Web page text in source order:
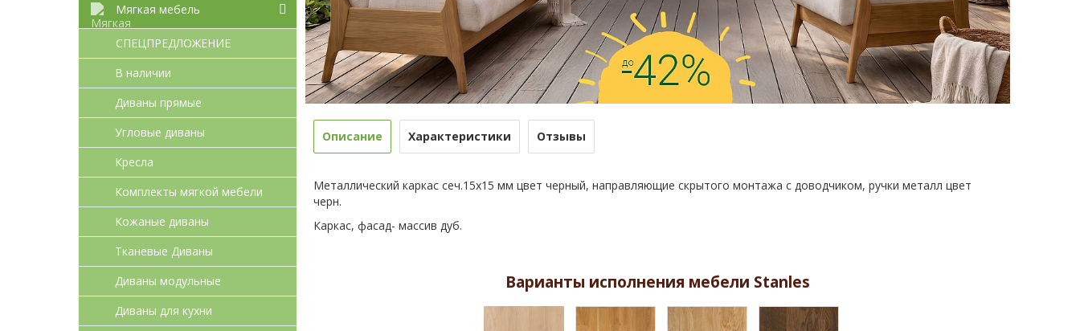
Мягкая мебель
СПЕЦПРЕДЛОЖЕНИЕ
В наличии
Диваны прямые
Угловые диваны
Кресла
Комплекты мягкой мебели
Кожаные диваны
Тканевые Диваны
Диваны модульные
Диваны для кухни
Описание Характеристики Отзывы
Металлический каркас сеч.15х15 мм цвет черный, направляющие скрытого монтажа с доводчиком, ручки металл цвет
черн.
Каркас, фасад- массив дуб.
Варианты исполнения мебели Stanles